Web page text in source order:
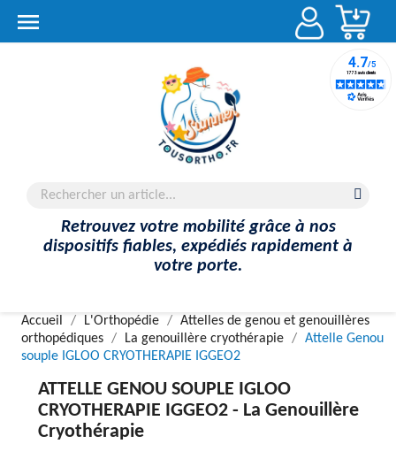

Retrouvez votre mobilité grâce à nos
dispositifs fiables, expédiés rapidement à
votre porte.
Accueil L'Orthopédie
Attelles de genou et genouillères
orthopédiques
La genouillère cryothérapie
Attelle Genou
souple IGLOO CRYOTHERAPIE IGGEO2
ATTELLE GENOU SOUPLE IGLOO
CRYOTHERAPIE IGGEO2 - La Genouillère
Cryothérapie